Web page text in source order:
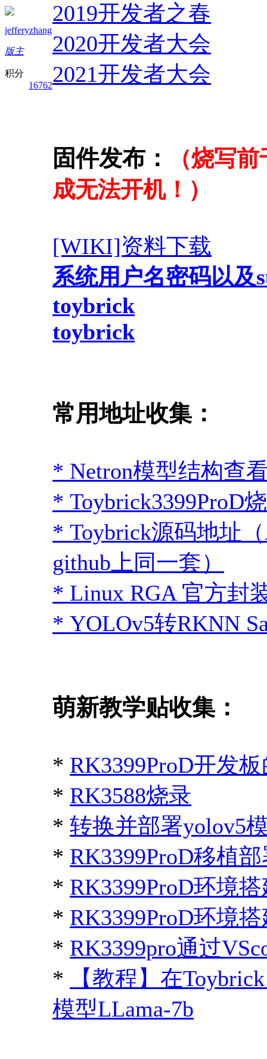
jefferyzhang
版主
积分
16762
2019开发者之春
2020开发者大会
2021开发者大会
固件发布：
（烧写
成无法开机！）
[WIKI]资料下载
系统用户名密码以及
toybrick
toybrick
常用地址收集：
* Netron模型结构查
* Toybrick3399ProD
* Toybrick源码地址
github上同一套）
* Linux RGA 官方封
* YOLOv5转RKNN
萌新教学贴收集：
* RK3399ProD开发
* RK3588烧录
* 转换并部署yolov5
* RK3399ProD移植
* RK3399ProD环境
* RK3399ProD环境
* RK3399pro通过
*
【教程】在
模型LLama-7b